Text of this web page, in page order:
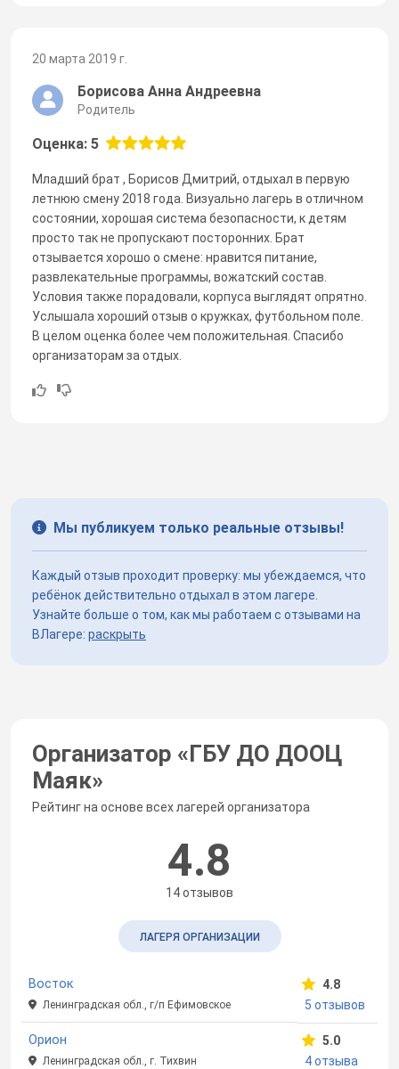
20 марта 2019 г.
Борисова Анна Андреевна
Родитель
Оценка: 5
Младший брат , Борисов Дмитрий, отдыхал в первую
летнюю смену 2018 года. Визуально лагерь в отличном
состоянии, хорошая система безопасности, к детям
просто так не пропускают посторонних. Брат
отзывается хорошо о смене: нравится питание,
развлекательные программы, вожатский состав.
Условия также порадовали, корпуса выглядят опрятно.
Услышала хороший отзыв о кружках, футбольном поле.
В целом оценка более чем положительная. Спасибо
организаторам за отдых.
Мы публикуем только реальные отзывы!
Каждый отзыв проходит проверку: мы убеждаемся, что
ребёнок действительно отдыхал в этом лагере.
Узнайте больше о том, как мы работаем с отзывами на
ВЛагере: раскрыть
Организатор «ГБУ ДО ДООЦ
Маяк»
Рейтинг на основе всех лагерей организатора
4.8
14 отзывов
ЛАГЕРЯ ОРГАНИЗАЦИИ
Восток
Ленинградская обл., г/п Ефимовское
4.8
5 отзывов
Орион
Ленинградская обл., г. Тихвин
5.0
4 отзыва